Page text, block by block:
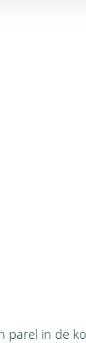
parel in de